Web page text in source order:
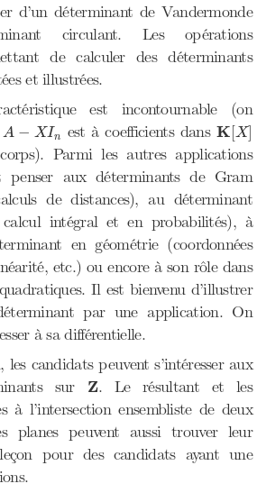
d’un déterminant de Vandermonde
circulant. Les opérations
de calculer des déterminants
et illustrées.
est incontournable (on
A − XIn
A XIn est à coefficients dans K[X]
K[X]
Parmi les autres applications
penser aux déterminants de Gram
de distances), au déterminant
intégral et en probabilités), à
en géométrie (coordonnées
etc.) ou encore à son rôle dans
Il est bienvenu d’illustrer
par une application. On
à sa différentielle.
candidats peuvent s’intéresser aux
sur Z
Z. Le résultant et les
à l’intersection ensembliste de deux
planes peuvent aussi trouver leur
pour des candidats ayant une